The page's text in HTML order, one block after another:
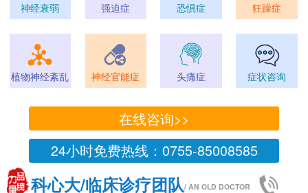
神经衰弱 强迫症 恐惧症 狂躁症
植物神经紊乱 神经官能症 头痛症 症状咨询
在线咨询>>
24小时免费热线：0755-85008585
科心大/临床诊疗团队/ AN OLD DOCTOR